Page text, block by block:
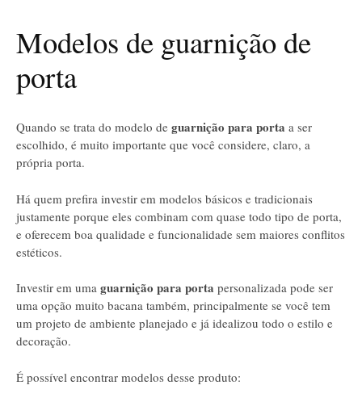
Modelos de guarnição de
porta
Quando se trata do modelo de guarnição para porta a ser
escolhido, é muito importante que você considere, claro, a
própria porta.
Há quem prefira investir em modelos básicos e tradicionais
justamente porque eles combinam com quase todo tipo de porta,
e oferecem boa qualidade e funcionalidade sem maiores conflitos
estéticos.
Investir em uma guarnição para porta personalizada pode ser
uma opção muito bacana também, principalmente se você tem
um projeto de ambiente planejado e já idealizou todo o estilo e
decoração.
É possível encontrar modelos desse produto: